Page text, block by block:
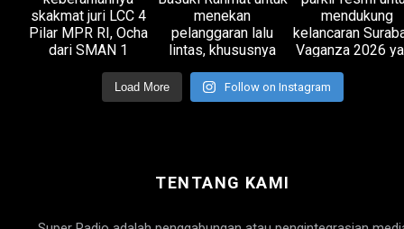
Load More Follow on Instagram
TENTANG KAMI